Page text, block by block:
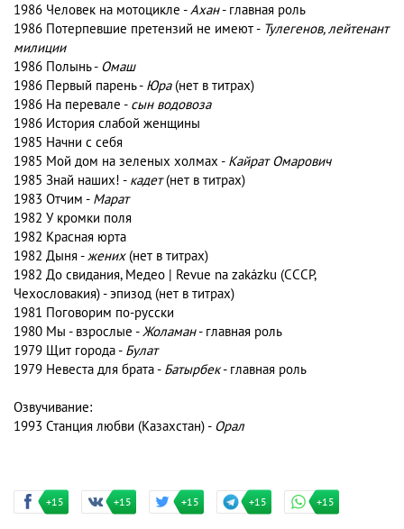
1986 Человек на мотоцикле - Ахан- главная роль
1986 Потерпевшие претензий не имеют - Тулегенов, лейтенант
милиции
1986 Полынь - Омаш
1986 Первый парень - Юра(нет в титрах)
1986 На перевале - сын водовоза
1986 История слабой женщины
1985 Начни с себя
1985 Мой дом на зеленых холмах - Кайрат Омарович
1985 Знай наших! - кадет(нет в титрах)
1983 Отчим - Марат
1982 У кромки поля
1982 Красная юрта
1982 Дыня - жених(нет в титрах)
1982 До свидания, Медео | Revue na zakázku (СССР,
Чехословакия) - эпизод (нет в титрах)
1981 Поговорим по-русски
1980 Мы - взрослые - Жоламан- главная роль
1979 Щит города - Булат
1979 Невеста для брата - Батырбек- главная роль
Озвучивание:
1993 Станция любви (Казахстан) - Орал
+15 +15 +15 +15 +15